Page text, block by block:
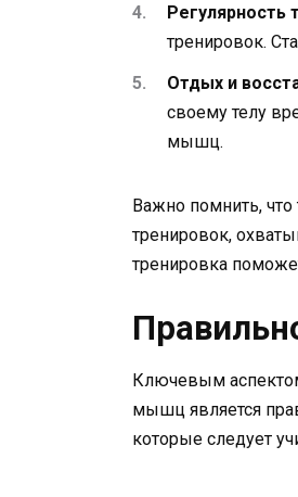
Регулярность
тренировок.
Отдых и
своему телу
мышц.
Важно помнить,
тренировок,
тренировка
Ключевым
мышц является
которые следует